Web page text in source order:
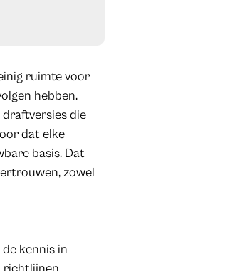
ruimte voor
hebben.
die
dat elke
basis. Dat
zowel
kennis in